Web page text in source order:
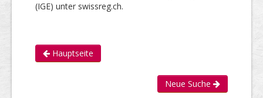
(IGE) unter swissreg.ch.
Hauptseite
Neue Suche